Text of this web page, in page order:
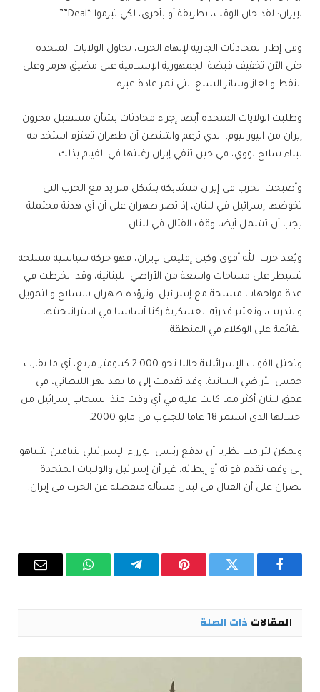
لإيران: لقد حان الوقت، بطريقة أو بأخرى، لكي تبرموا “Deal””.
وفي إطار المحادثات الجارية لإنهاء الحرب، تحاول الولايات المتحدة
حتى الآن تخفيف قبضة الجمهورية الإسلامية على مضيق هرمز وعلى
النفط والغاز وسائر السلع التي تمر عادة عبره.
وطلبت الولايات المتحدة أيضا إجراء محادثات بشأن مستقبل مخزون
إيران من اليورانيوم، الذي تزعم واشنطن أن طهران تعتزم استخدامه
لبناء سلاح نووي، في حين تنفي إيران رغبتها في القيام بذلك.
وأصبحت الحرب في إيران متشابكة بشكل متزايد مع الحرب التي
تخوضها إسرائيل في لبنان، إذ تصر طهران على أن أي هدنة محتملة
يجب أن تشمل أيضا وقف القتال في لبنان.
ويُعد حزب الله أقوى وكيل إقليمي لإيران، فهو حركة سياسية مسلحة
تسيطر على مساحات واسعة من الأراضي اللبنانية، وقد انخرطت في
عدة مواجهات مسلحة مع إسرائيل. وتزوّده طهران بالسلاح والتمويل
والتدريب، وتعتبر قدرته العسكرية ركنا أساسيا في استراتيجيتها
القائمة على الوكلاء في المنطقة.
وتحتل القوات الإسرائيلية حاليا نحو 2.000 كيلومتر مربع، أي ما يقارب
خمس الأراضي اللبنانية، وقد تقدمت إلى ما بعد نهر الليطاني، في
عمق لبنان أكثر مما كانت عليه في أي وقت منذ انسحاب إسرائيل من
احتلالها الذي استمر 18 عاما للجنوب في مايو 2000.
ويمكن لترامب نظريا أن يدفع رئيس الوزراء الإسرائيلي بنيامين نتنياهو
إلى وقف تقدم قواته أو إبطائه، غير أن إسرائيل والولايات المتحدة
تصران على أن القتال في لبنان مسألة منفصلة عن الحرب في إيران.
فيسبوك تويتر بينتيريستتيلقرام واتساب البريد
المقالات ذات الصلة